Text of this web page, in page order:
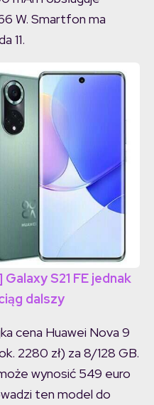
W. Smartfon ma
11.
S21 FE jednak
dalszy
cena Huawei Nova 9
2280 zł) za 8/128 GB.
wynosić 549 euro
ten model do